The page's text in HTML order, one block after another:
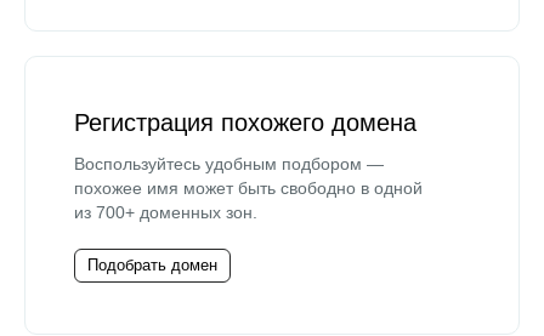
Регистрация похожего домена
Воспользуйтесь удобным подбором —
похожее имя может быть свободно в одной
из 700+ доменных зон.
Подобрать домен